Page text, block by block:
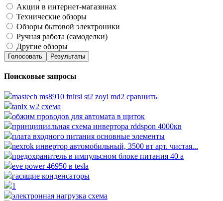
Акции в интернет-магазинах
Технические обзоры
Обзоры бытовой электроники
Ручная работа (самоделки)
Другие обзоры
Голосовать Результаты
Поисковые запросы
mastech ms8910 fnirsi st2 zoyi md2 сравнить
tanix w2 схема
обжим проводов для автомата в щиток
принципиальная схема инвертора rddspon 4000кв
плата входного питания основные элементы
nexrok инвертор автомобильный, 3500 вт арт. чистая...
предохранитель в импульсном блоке питания 40 а
eve power 46950 в tesla
гасящие конденсаторы
1
электронная нагрузка схема